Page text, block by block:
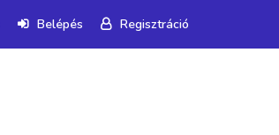
Regisztráció
Belépés